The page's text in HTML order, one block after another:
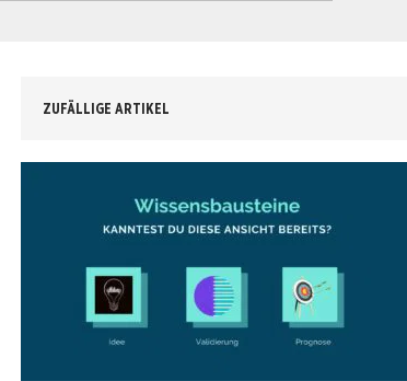
ZUFÄLLIGE ARTIKEL